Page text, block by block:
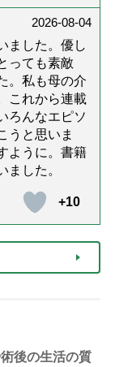
2026-08-04
ました。優し
っても素敵
。私も母の介
これから連載
ろんなエピソ
うと思いま
ように。書籍
ました。
+10
後の生活の質